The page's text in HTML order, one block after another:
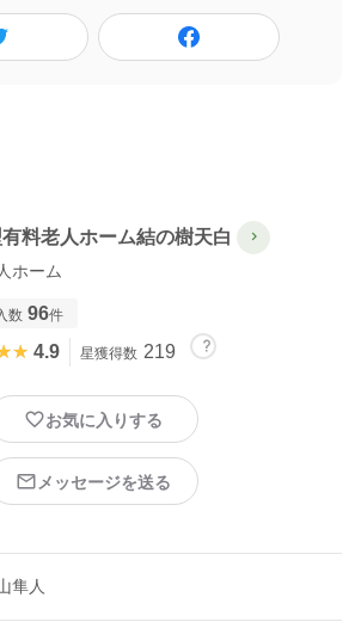
ポート
ります。
応じて体験内容は変更させていただきま
日か提示して頂き、調整いたします。シス
日にしていますが他の曜日でももちろん大
予防対策の一環として急遽中止になる場合
け付けております。また、手洗いうがい当
料老人ホーム結の樹天白
ホーム
数 96件
4.9 星獲得数 219
お気に入りする
メッセージを送る
隼人